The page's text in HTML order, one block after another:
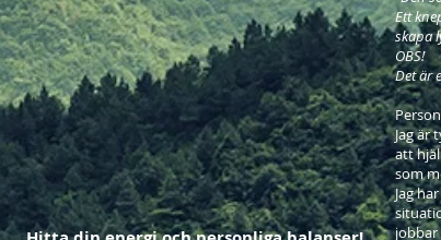
Ett
skapa
OBS!
Det är
Jag är
att
som
Jag
jobbar